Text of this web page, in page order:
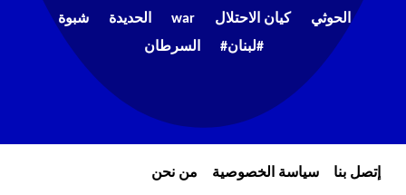
الحوثي
كيان الاحتلال war الحديدة
شبوة
#لبنان#
السرطان
إتصل بنا سياسة الخصوصية من نحن